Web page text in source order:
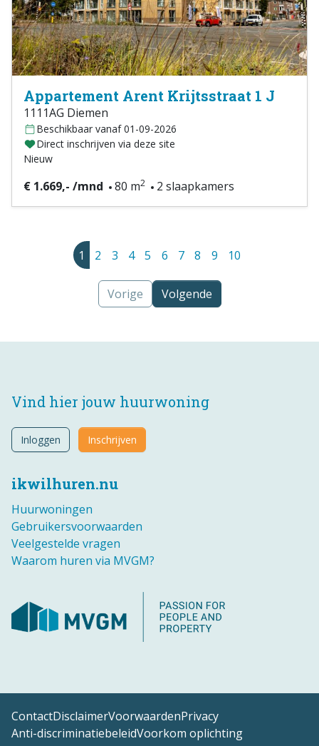
Appartement Arent Krijtsstraat 1 J
1111AG Diemen
Beschikbaar vanaf 01-09-2026
Direct inschrijven via deze site
Nieuw
€ 1.669,- /mnd 80 m2 2 slaapkamers
1 2 3 4 5 6 7 8 9 10
Vorige Volgende
ikwilhuren.nu
Huurwoningen
Gebruikersvoorwaarden
Veelgestelde vragen
Waarom huren via MVGM?
Vind hier jouw huurwoning
Inloggen Inschrijven
ContactDisclaimerVoorwaardenPrivacy
Anti-discriminatiebeleidVoorkom oplichting